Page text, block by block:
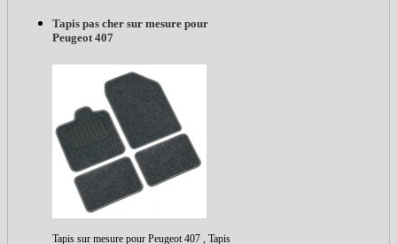
Tapis pas cher sur mesure pour
Peugeot 407
Tapis sur mesure pour Peugeot 407 , Tapis